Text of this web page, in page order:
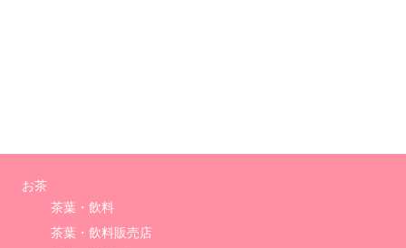
お茶
茶葉・飲料
茶葉・飲料販売店